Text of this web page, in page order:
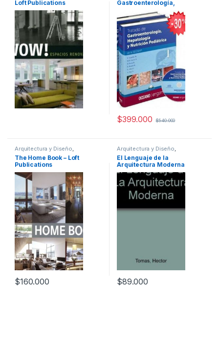
y Muebles,Diseño,
tecnicos
Loft Publications
Gastroenterología,
Hepatología y Nutrición
Pediátrica 2 Tomos –
Oceano
$399.000 $540.000
Arquitectura y Diseño,
Arquitectura y Urbanismo
Afines,Decoración,Decoración
y Muebles,Diseño
Ingeniería Industrial,Interes
General Profesionales y
tecnicos
The Home Book – Loft
Publications
$160.000
Arquitectura y Diseño,
Arquitectura y Urbanismo
Diseño,Profesionales y
tecnicos
El Lenguaje de la
Arquitectura Moderna
$89.000